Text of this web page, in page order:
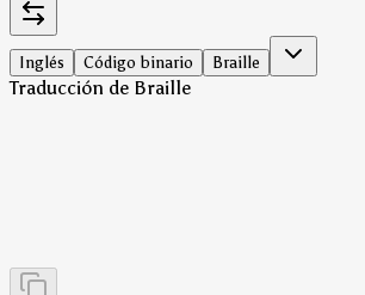
Inglés Código binario Braille
Traducción de Braille